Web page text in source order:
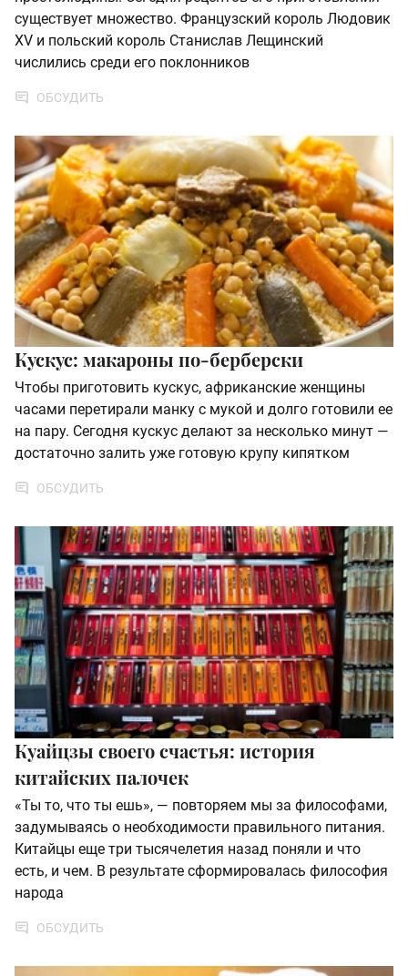
существует множество. Французский король Людовик
XV и польский король Станислав Лещинский
числились среди его поклонников
ОБСУДИТЬ
Кускус: макароны по-берберски
Чтобы приготовить кускус, африканские женщины
часами перетирали манку с мукой и долго готовили ее
на пару. Сегодня кускус делают за несколько минут —
достаточно залить уже готовую крупу кипятком
ОБСУДИТЬ
Куайцзы своего счастья: история
китайских палочек
«Ты то, что ты ешь», — повторяем мы за философами,
задумываясь о необходимости правильного питания.
Китайцы еще три тысячелетия назад поняли и что
есть, и чем. В результате сформировалась философия
народа
ОБСУДИТЬ